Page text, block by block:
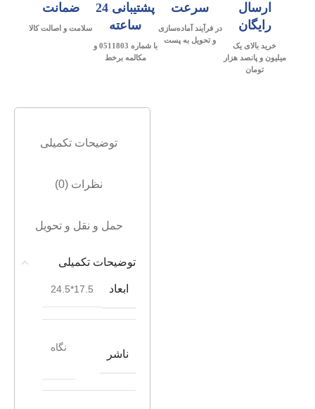
ارسال
رایگان
خرید بالای یک
میلیون و پانصد هزار
تومان
سرعت
در فرآیند آماده‌سازی
و تحویل به پست
پشتیبانی 24
ساعته
با شماره 0511803 و
مکالمه برخط
ضمانت
سلامت و اصالت کالا
توضیحات تکمیلی
نظرات (0)
حمل و نقل و تحویل
توضیحات تکمیلی
ابعاد 17.5*24.5
ناشر
نگاه